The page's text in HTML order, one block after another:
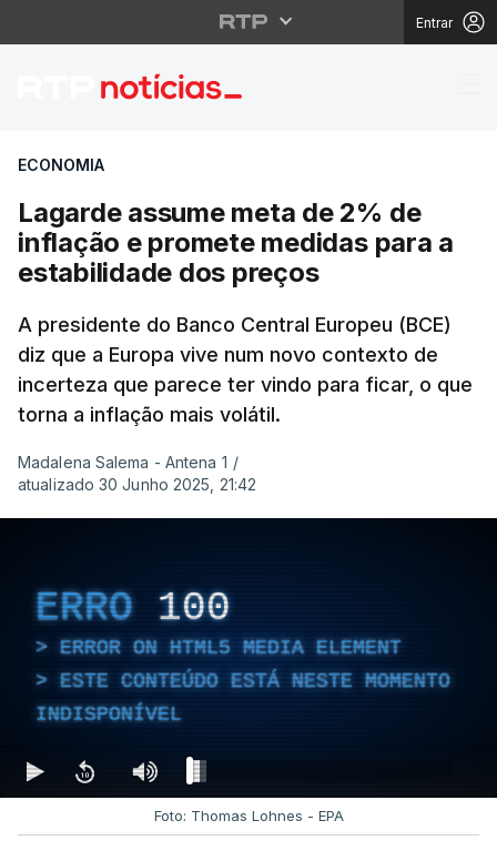
Entrar
Lagarde assume
ECONOMIA
Lagarde assume meta de 2% de
inflação e promete medidas para a
estabilidade dos preços
A presidente do Banco Central Europeu (BCE)
diz que a Europa vive num novo contexto de
incerteza que parece ter vindo para ficar, o que
torna a inflação mais volátil.
Madalena Salema - Antena 1 /
atualizado 30 Junho 2025, 21:42
ERRO 100
ERROR ON HTML5 MEDIA ELEMENT
ESTE CONTEÚDO ESTÁ NESTE MOMENTO
INDISPONÍVEL
Foto: Thomas Lohnes - EPA